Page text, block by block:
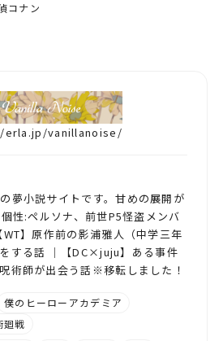
コナン
vanillanoise/
夢小説サイトです。甘めの展開が
性:ペルソナ、前世P5怪盗メンバ
】原作前の影浦雅人（中学三年
する話 ｜【DC×juju】ある事件
術師が出会う話※移転しました！
僕のヒーローアカデミア
廻戦